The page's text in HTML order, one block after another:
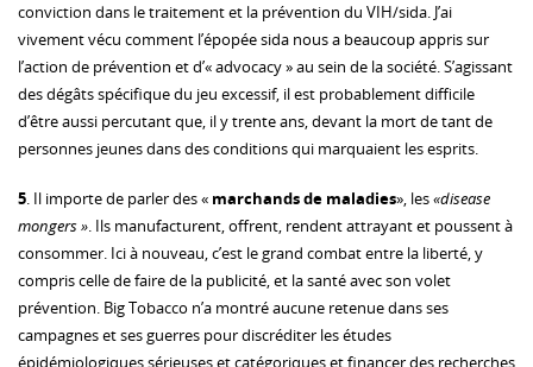
conviction dans le traitement et la prévention du VIH/sida. J’ai
vivement vécu comment l’épopée sida nous a beaucoup appris sur
l’action de prévention et d’« advocacy » au sein de la société. S’agissant
des dégâts spécifique du jeu excessif, il est probablement difficile
d’être aussi percutant que, il y trente ans, devant la mort de tant de
personnes jeunes dans des conditions qui marquaient les esprits.
5. Il importe de parler des « marchands de maladies», les«disease
mongers». Ils manufacturent, offrent, rendent attrayant et poussent à
consommer. Ici à nouveau, c’est le grand combat entre la liberté, y
compris celle de faire de la publicité, et la santé avec son volet
prévention. Big Tobacco n’a montré aucune retenue dans ses
campagnes et ses guerres pour discréditer les études
épidémiologiques sérieuses et catégoriques et financer des recherches